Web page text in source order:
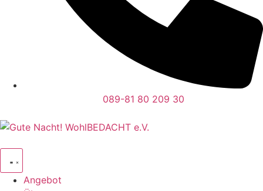
089-81 80 209 30
Angebot